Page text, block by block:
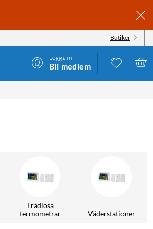
Butiker
Logga in
Bli medlem
Trådlösa
termometrar
Väderstationer